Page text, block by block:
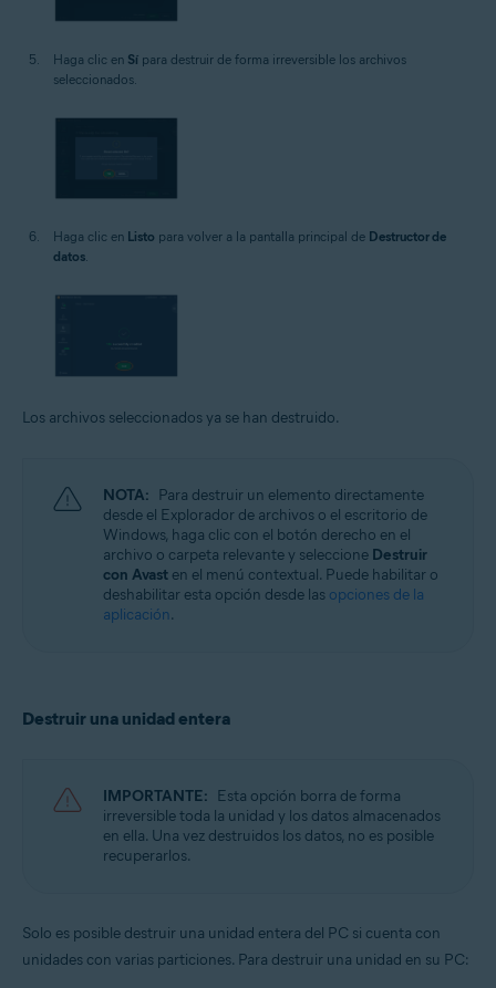
Haga clic en Sí para destruir de forma irreversible los archivos
seleccionados.
Haga clic en Listo para volver a la pantalla principal de Destructor de
datos.
Los archivos seleccionados ya se han destruido.
NOTA: Para destruir un elemento directamente
desde el Explorador de archivos o el escritorio de
Windows, haga clic con el botón derecho en el
archivo o carpeta relevante y seleccione Destruir
con Avast en el menú contextual. Puede habilitar o
deshabilitar esta opción desde las opciones de la
aplicación.
Destruir una unidad entera
IMPORTANTE: Esta opción borra de forma
irreversible toda la unidad y los datos almacenados
en ella. Una vez destruidos los datos, no es posible
recuperarlos.
Solo es posible destruir una unidad entera del PC si cuenta con
unidades con varias particiones. Para destruir una unidad en su PC: